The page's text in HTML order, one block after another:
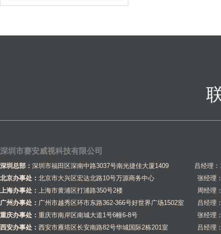
深圳市赛安威视科技有限公司
深圳总部： 深圳市福田区深南中路3037号南光捷佳大厦1409 吕经理：
北京办事处： 北京市大兴区宏达北路10号万源商务中心
张经理
上海办事处： 上海市黄浦区打浦路350号2楼
周经理
广州办事处： 广州市越秀区环市东路362-366号好世界广场1502室
吕经理
重庆办事处： 重庆市南岸区南城大道1号6幢6-8号
张经理
西安办事处： 西安市雁塔区长安南路82号华城国际2栋201室
吕经理